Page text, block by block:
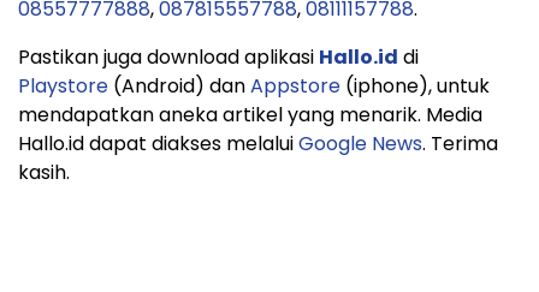
08557777888,087815557788,08111157788.
Pastikan juga download aplikasi Hallo.id di
Playstore (Android) danAppstore (iphone), untuk
mendapatkan aneka artikel yang menarik. Media
Hallo.id dapat diakses melaluiGoogle News. Terima
kasih.